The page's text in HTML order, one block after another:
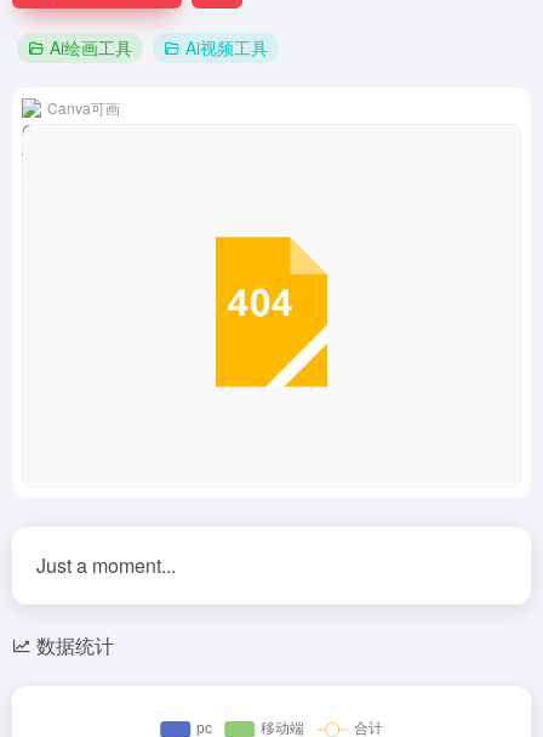
Ai绘画工具 Ai视频工具
Canva可画
Just a moment...
数据统计